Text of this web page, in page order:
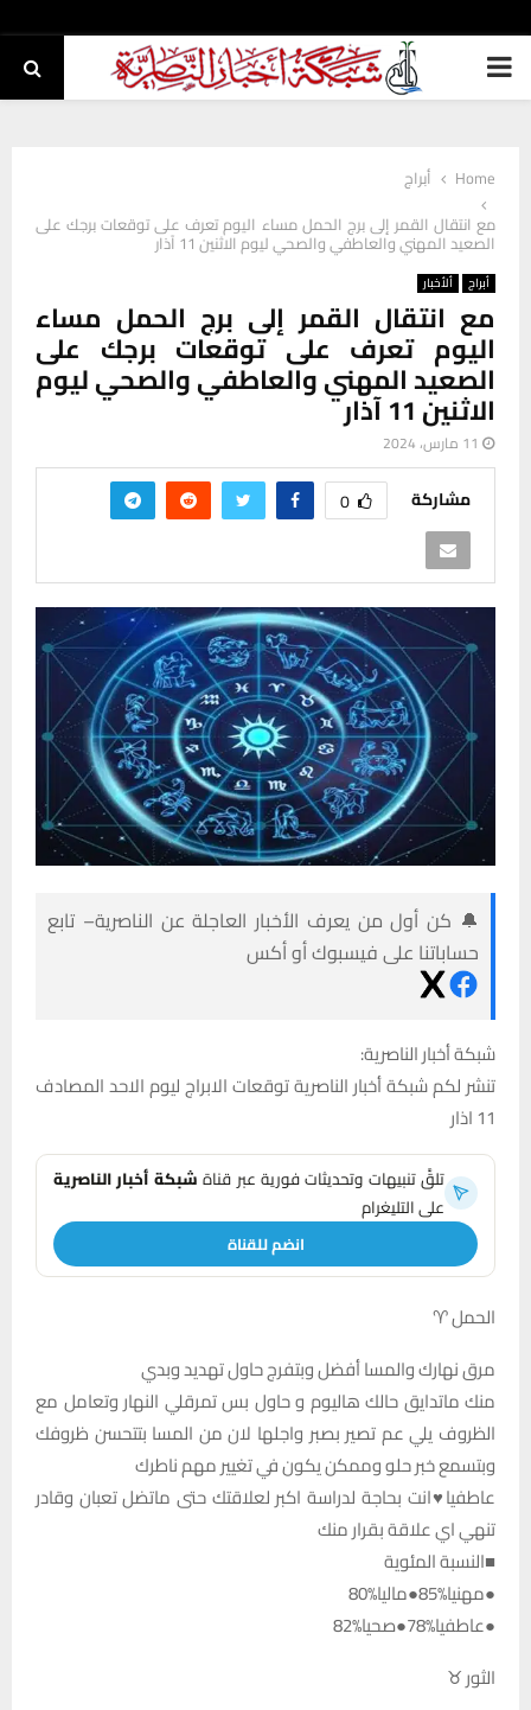
PRIMARY
Home
أبراج
مع انتقال القمر إلى برج الحمل مساء اليوم تعرف على توقعات برجك على
الصعيد المهني والعاطفي والصحي ليوم الاثنين 11 آذار
أبراج ألأخبار
مع انتقال القمر إلى برج الحمل مساء
اليوم تعرف على توقعات برجك على
الصعيد المهني والعاطفي والصحي ليوم
الاثنين 11 آذار
11 مارس، 2024
مشاركة 0
🔔 كن أول من يعرف الأخبار العاجلة عن الناصرية– تابع
حساباتنا على فيسبوك أو أكس
شبكة أخبار الناصرية:
تنشر لكم شبكة أخبار الناصرية توقعات الابراج ليوم الاحد المصادف
11 اذار
تلقَّ تنبيهات وتحديثات فورية عبر قناةشبكة أخبار الناصرية
على التليغرام
انضم للقناة
الحمل ♈
مرق نهارك والمسا أفضل وبتفرج حاول تهديد وبدي
منك ماتدايق حالك هاليوم و حاول بس تمرقلي النهار وتعامل مع
الظروف يلي عم تصير بصبر واجلها لان من المسا بتتحسن ظروفك
وبتسمع خبر حلو وممكن يكون في تغيير مهم ناطرك
عاطفيا♥️انت بحاجة لدراسة اكبر لعلاقتك حتى ماتضل تعبان وقادر
تنهي اي علاقة بقرار منك
■النسبة المئوية
●مهنيا%85●ماليا%80
●عاطفيا%78●صحيا%82
الثور ♉